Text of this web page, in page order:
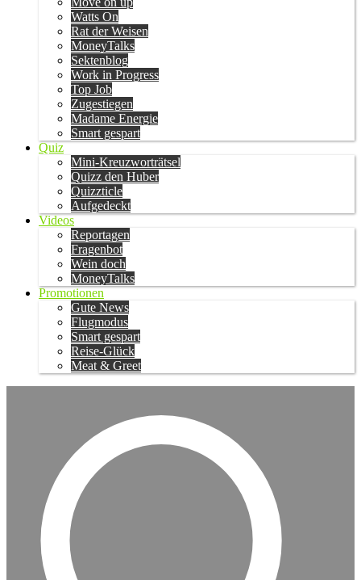
Watts On
Rat der Weisen
MoneyTalks
Sektenblog
Work in Progress
Top Job
Zugestiegen
Madame Energie
Smart gespart
Quiz
Mini-Kreuzworträtsel
Quizz den Huber
Quizzticle
Aufgedeckt
Videos
Reportagen
Fragenbot
Wein doch
MoneyTalks
Promotionen
Gute News
Flugmodus
Smart gespart
Reise-Glück
Meat & Greet